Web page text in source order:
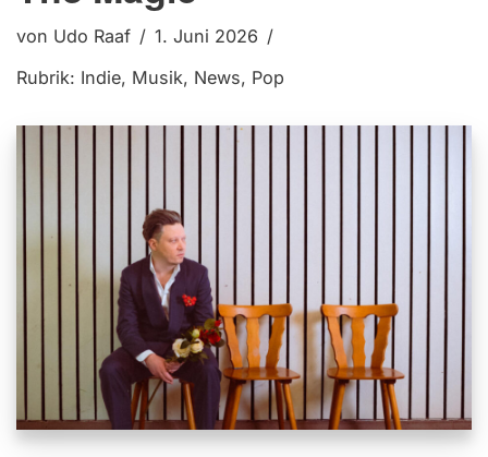
von Udo Raaf
1. Juni 2026
Rubrik: Indie, Musik, News, Pop